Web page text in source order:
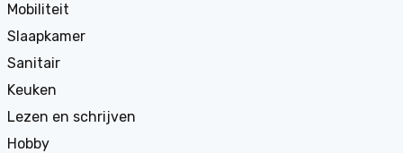
Mobiliteit
Slaapkamer
Sanitair
Keuken
Lezen en schrijven
Hobby